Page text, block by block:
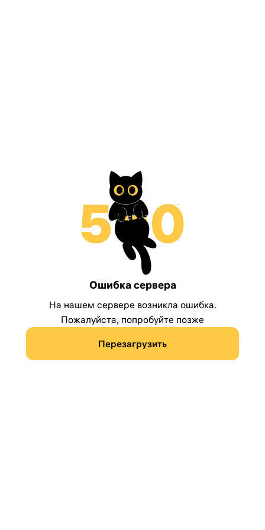
Ошибка сервера
На нашем сервере возникла ошибка.
Пожалуйста, попробуйте позже
Перезагрузить